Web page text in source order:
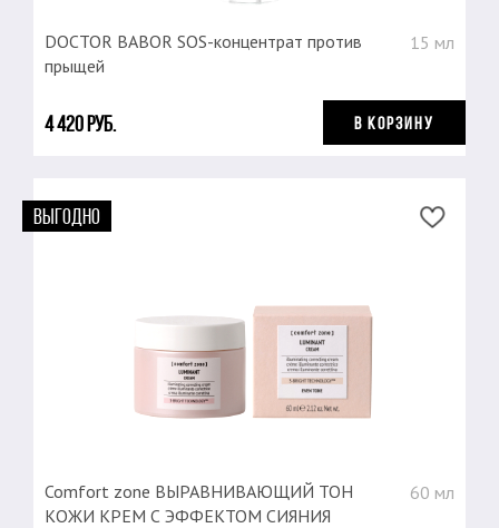
DOCTOR BABOR SOS-концентрат против
прыщей
15 мл
4 420 руб. В КОРЗИНУ
ВЫГОДНО
Comfort zone ВЫРАВНИВАЮЩИЙ ТОН
КОЖИ КРЕМ С ЭФФЕКТОМ СИЯНИЯ
60 мл